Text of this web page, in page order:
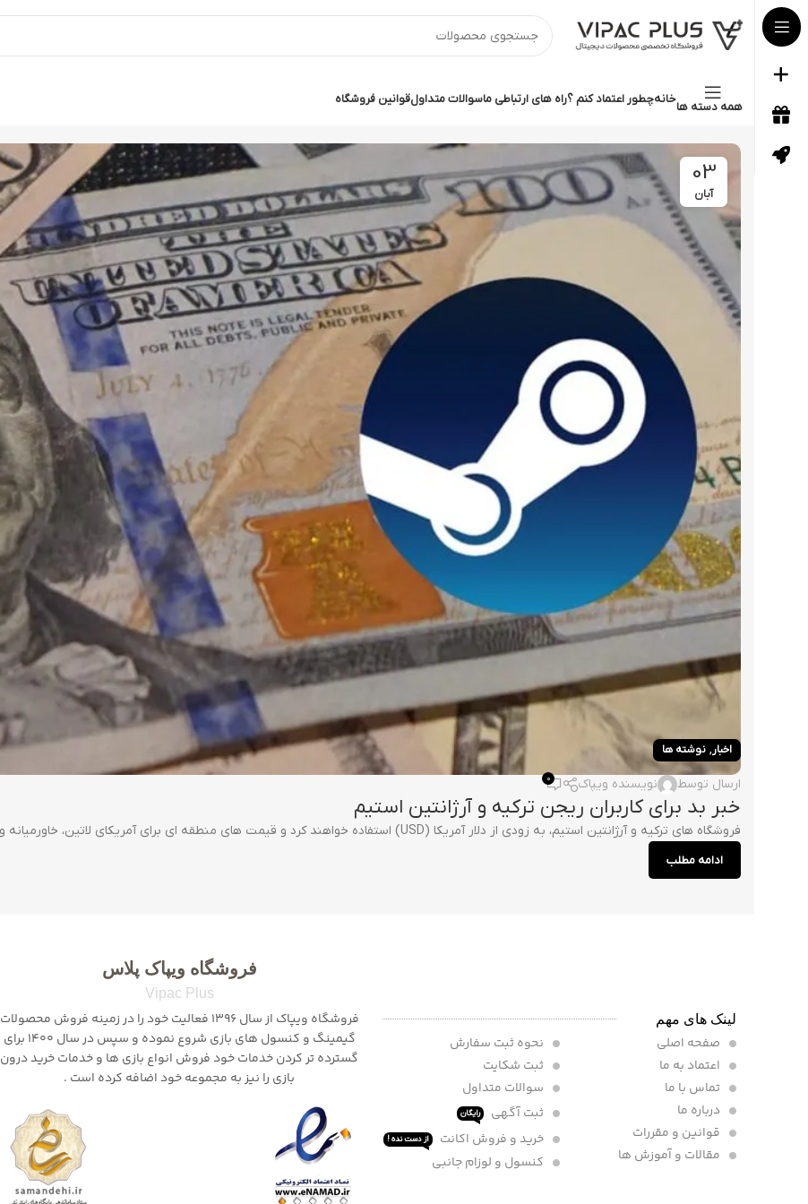
همه دسته ها
خانهچطور اعتماد کنم ؟راه های ارتباطی ماسوالات متداولقوانین فروشگاه
03
آبان
اخبار, نوشته ها
ارسال توسط نویسنده ویپاک 0
خبر بد برای کاربران ریجن ترکیه و آرژانتین استیم
فروشگاه های ترکیه و آرژانتین استیم، به زودی از دلار آمریکا (USD) استفاده خواهند کرد و قیمت های منطقه ای برای آمریکای لاتین، خاورمیانه و...
ادامه مطلب
لینک های مهم
صفحه اصلی
اعتماد به ما
تماس با ما
درباره ما
قوانین و مقررات
مقالات و آموزش ها
نحوه ثبت سفارش
ثبت شکایت
سوالات متداول
ثبت آگهی
رایگان
خرید و فروش اکانت از دست نده !
کنسول و لوزام جانبی
فروشگاه ویپاک پلاس
Vipac Plus
فروشگاه ویپاک از سال 1396 فعالیت خود را در زمینه فروش محصولات
گیمینگ و کنسول های بازی شروع نموده و سپس در سال 1400 برای
گسترده تر کردن خدمات خود فروش انواع بازی ها و خدمات خرید درون
بازی را نیز به مجموعه خود اضافه کرده است .